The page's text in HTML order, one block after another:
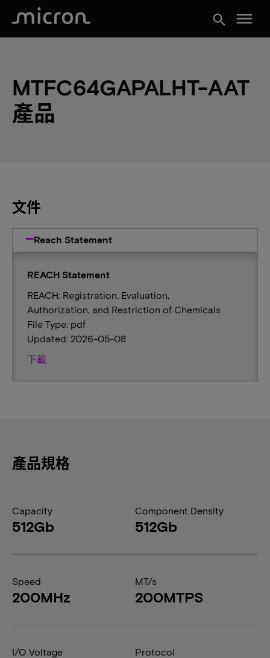
search menu
MTFC64GAPALHT-AAT
產品
文件
Reach Statement
REACH Statement
REACH: Registration, Evaluation,
Authorization, and Restriction of Chemicals
File Type: pdf
Updated: 2026-05-08
下載
產品規格
Capacity
512Gb
Component Density
512Gb
Speed
200MHz
MT/s
200MTPS
I/O Voltage Protocol